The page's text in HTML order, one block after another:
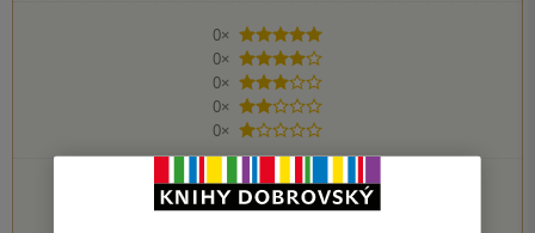
0×
5 hvězdiček
0×
4 hvězdičky
0×
3 hvězdičky
0×
2 hvězdičky
0×
1 hvezdička
PŘIDEJTE SVÉ HODNOCENÍ KNIHY